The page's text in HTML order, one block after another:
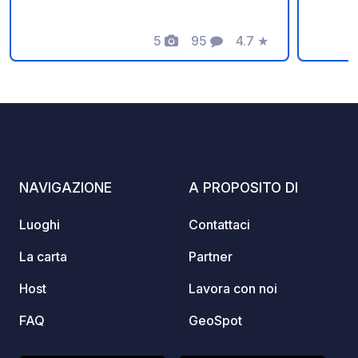
5
Foto
95
Commenti
4.7
Valutazione
★
altro
NAVIGAZIONE
Luoghi
La carta
Host
FAQ
A PROPOSITO DI
Contattaci
Partner
Lavora con noi
GeoSpot